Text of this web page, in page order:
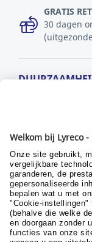
GRATIS
30 dagen
Algemene